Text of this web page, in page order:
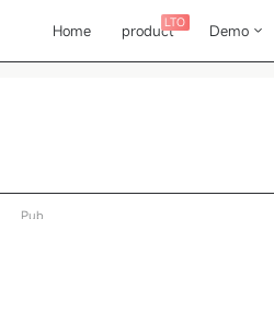
Home productLTO Demo
Pub